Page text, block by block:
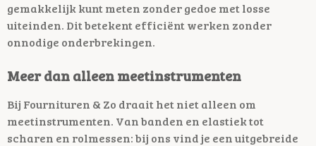
gemakkelijk kunt meten zonder gedoe met losse
uiteinden. Dit betekent efficiënt werken zonder
onnodige onderbrekingen.
Meer dan alleen meetinstrumenten
Bij Fournituren & Zo draait het niet alleen om
meetinstrumenten. Van banden en elastiek tot
scharen en rolmessen: bij ons vind je een uitgebreide